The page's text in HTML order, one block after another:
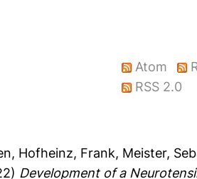
Atom
RSS 2.0
, Hofheinz, Frank, Meister,
Development of a